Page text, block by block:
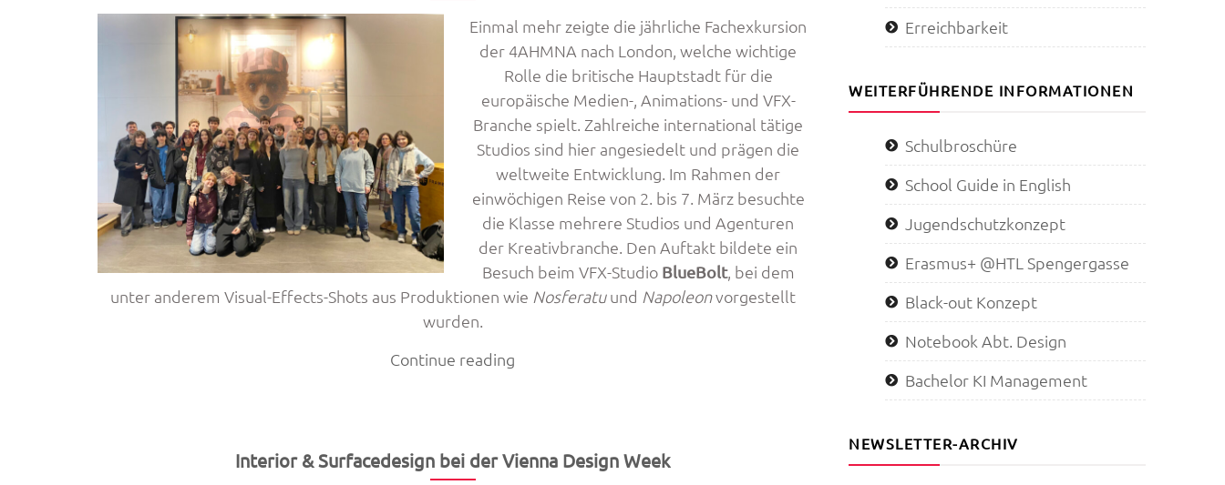
Einmal mehr zeigte die jährliche Fachexkursion
der 4AHMNA nach London, welche wichtige
Rolle die britische Hauptstadt für die
europäische Medien-, Animations- und VFX-
Branche spielt. Zahlreiche international tätige
Studios sind hier angesiedelt und prägen die
weltweite Entwicklung. Im Rahmen der
einwöchigen Reise von 2. bis 7. März besuchte
die Klasse mehrere Studios und Agenturen
der Kreativbranche. Den Auftakt bildete ein
Besuch beim VFX-Studio BlueBolt, bei dem
unter anderem Visual-Effects-Shots aus Produktionen wie Nosferatuund Napoleonvorgestellt
wurden.
Continue reading
VFX-
Interior & Surfacedesign bei der Vienna Design Week
Erreichbarkeit
WEITERFÜHRENDE INFORMATIONEN
Schulbroschüre
School Guide in English
Jugendschutzkonzept
Erasmus+ @HTL Spengergasse
Black-out Konzept
Notebook Abt. Design
Bachelor KI Management
NEWSLETTER-ARCHIV